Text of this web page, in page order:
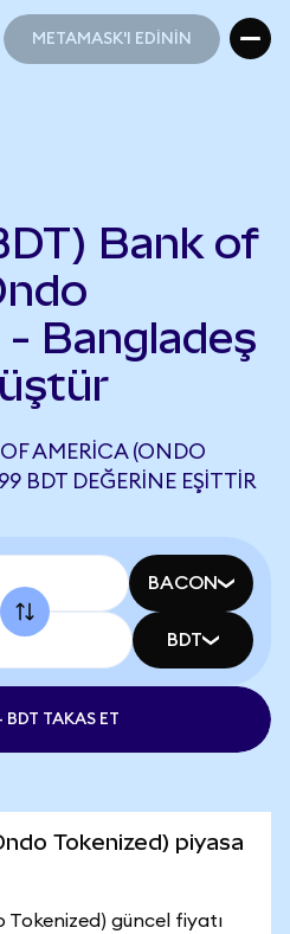
METAMASK'I EDİNİN
Bank of
- Bangladeş
AMERICA (ONDO
BDT DEĞERINE EŞITTIR
BACON
BDT
BDT TAKAS ET
Tokenized) piyasa
Tokenized) güncel fiyatı